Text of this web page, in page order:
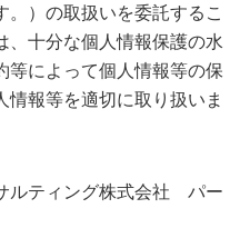
）の取扱いを委託するこ
、十分な個人情報保護の水
等によって個人情報等の保
報等を適切に取り扱いま
ルティング株式会社 パー